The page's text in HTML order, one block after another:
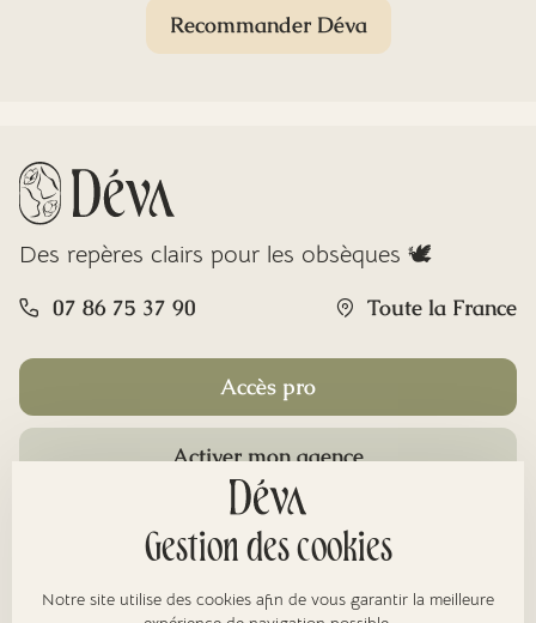
Recommander Déva
Des repères clairs pour les obsèques 🕊️
07 86 75 37 90 Toute la France
Accès pro
Activer mon agence
Gestion des cookies
Notre site utilise des cookies afin de vous garantir la meilleure